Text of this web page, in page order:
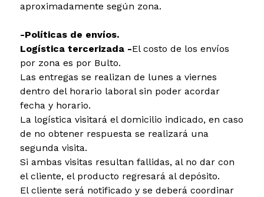
aproximadamente según zona.
-Políticas de envíos.
Logística tercerizada -El costo de los envíos
por zona es por Bulto.
Las entregas se realizan de lunes a viernes
dentro del horario laboral sin poder acordar
fecha y horario.
La logística visitará el domicilio indicado, en caso
de no obtener respuesta se realizará una
segunda visita.
Si ambas visitas resultan fallidas, al no dar con
el cliente, el producto regresará al depósito.
El cliente será notificado y se deberá coordinar